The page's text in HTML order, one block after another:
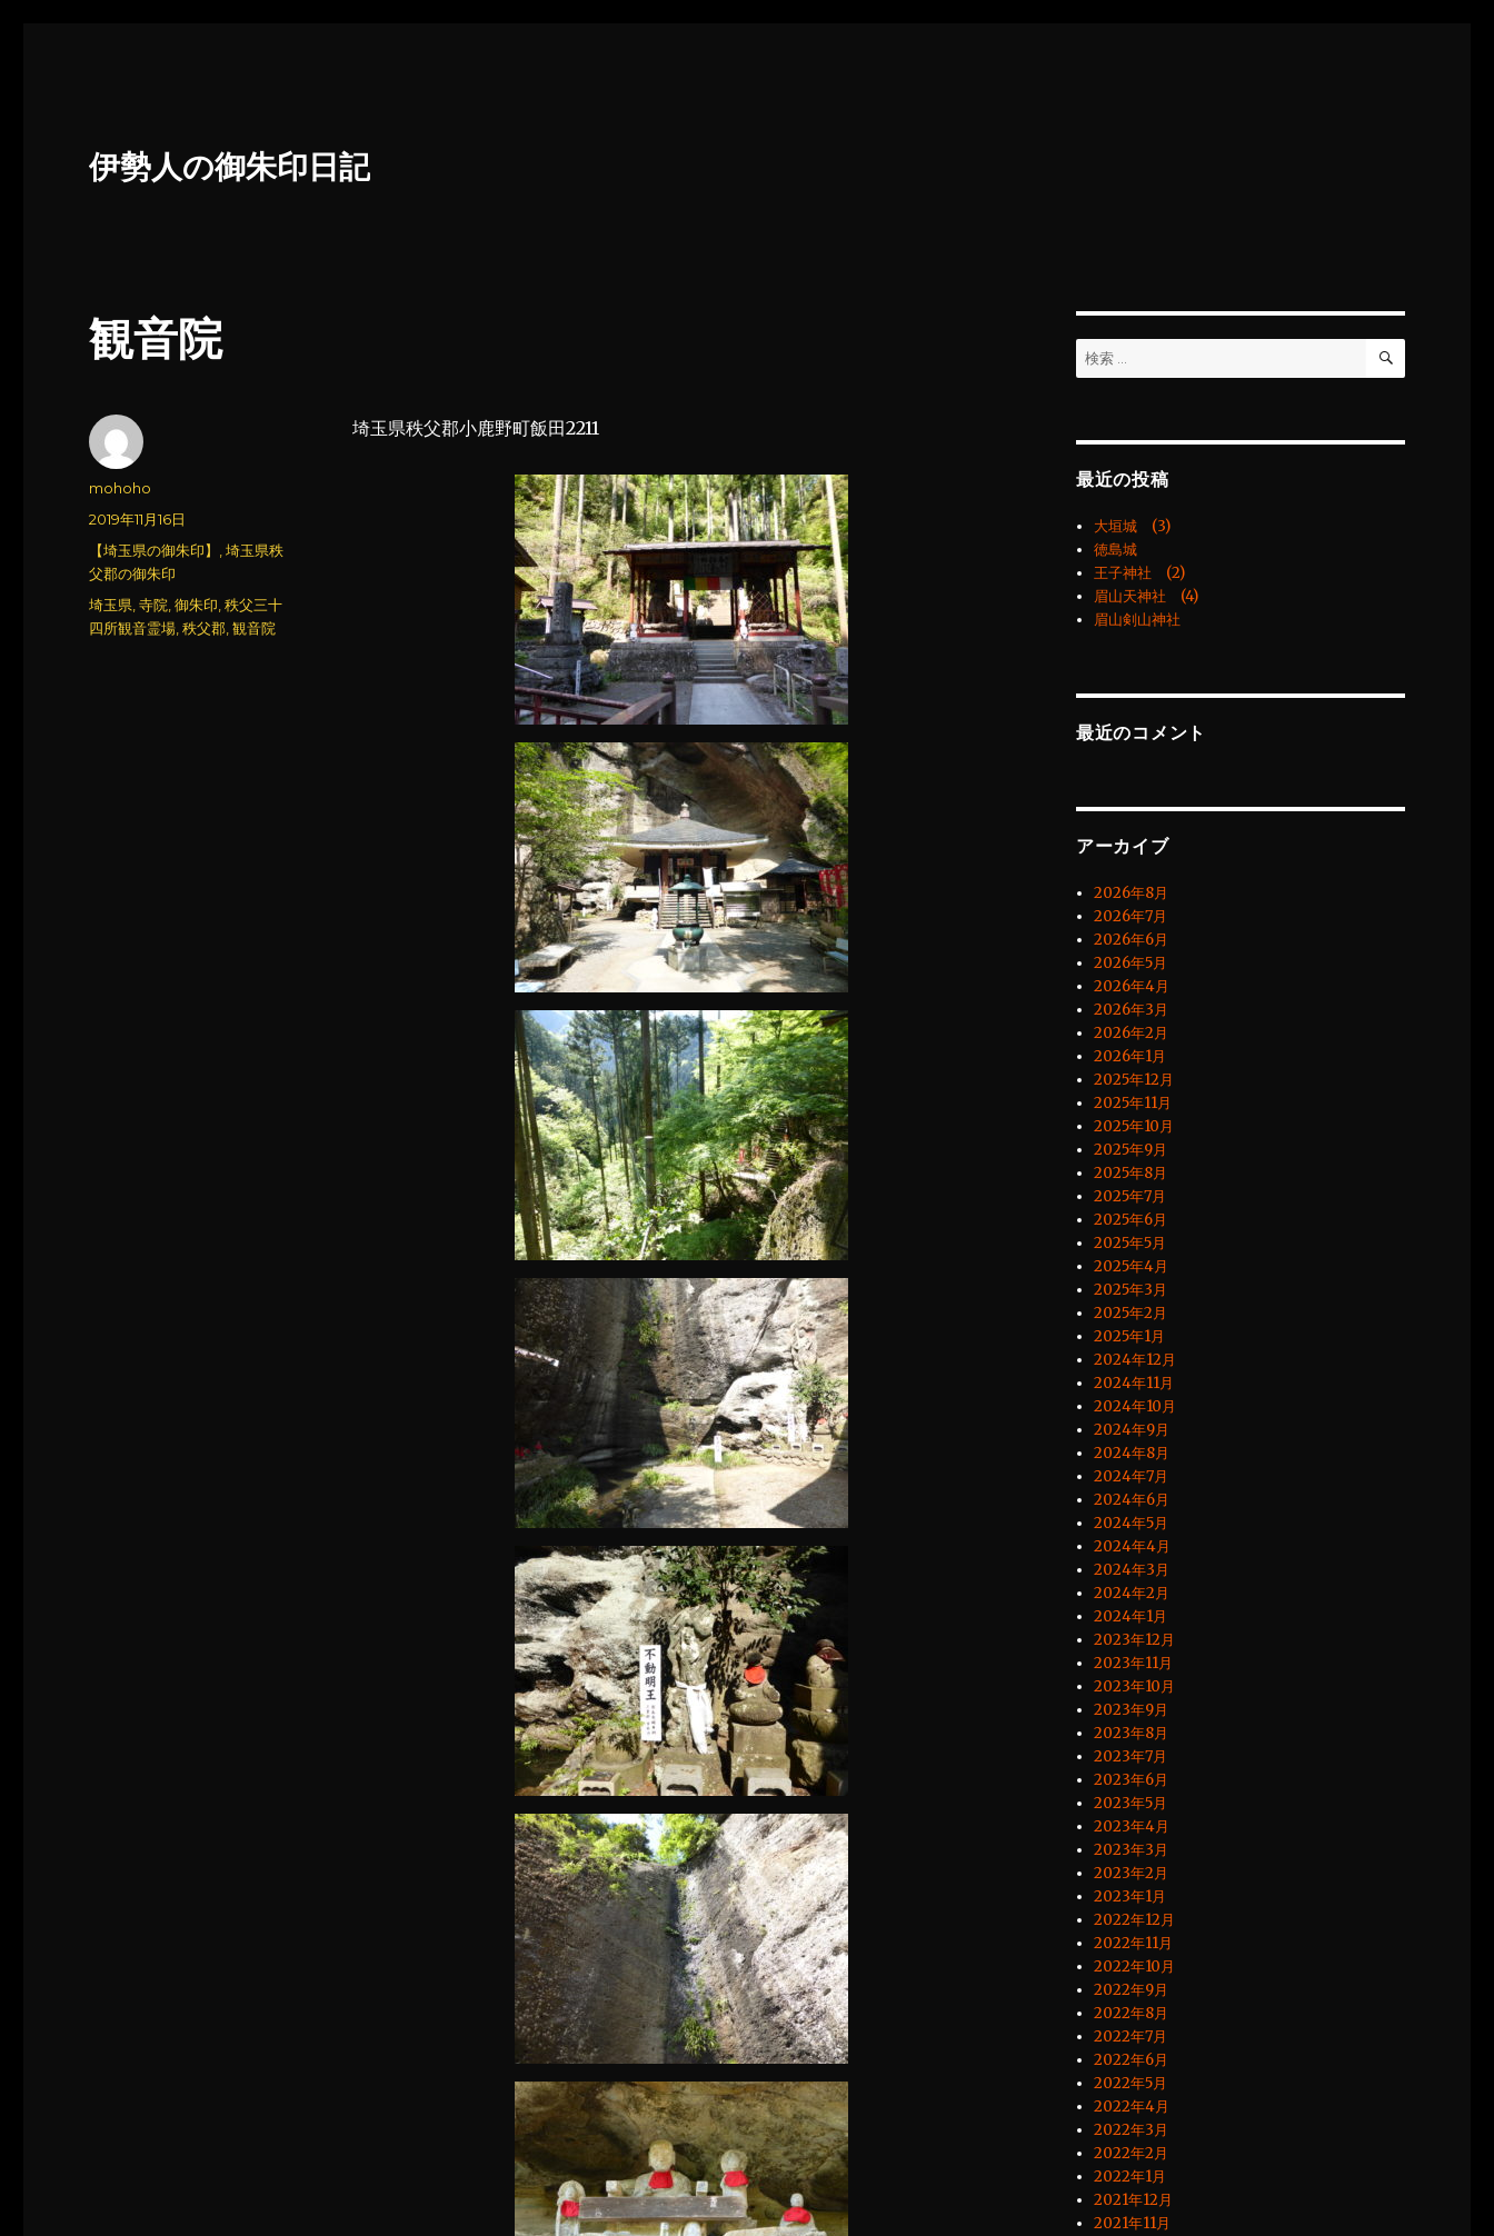
伊勢人の御朱印日記
観音院
埼玉県秩父郡小鹿野町飯田2211
投
mohoho
投
稿
日:
2019年11月16日
カ
テ
ゴ
リ
【埼玉県の御朱印】 ,埼玉県秩
父郡の御朱印
タ
グ
埼玉県 ,寺院 ,御朱印 ,秩父三十
四所観音霊場 ,秩父郡 ,観音院
検
索:
検
最近の投稿
大垣城 (3)
徳島城
王子神社 (2)
眉山天神社 (4)
眉山剣山神社
最近のコメント
アーカイブ
2026年8月
2026年7月
2026年6月
2026年5月
2026年4月
2026年3月
2026年2月
2026年1月
2025年12月
2025年11月
2025年10月
2025年9月
2025年8月
2025年7月
2025年6月
2025年5月
2025年4月
2025年3月
2025年2月
2025年1月
2024年12月
2024年11月
2024年10月
2024年9月
2024年8月
2024年7月
2024年6月
2024年5月
2024年4月
2024年3月
2024年2月
2024年1月
2023年12月
2023年11月
2023年10月
2023年9月
2023年8月
2023年7月
2023年6月
2023年5月
2023年4月
2023年3月
2023年2月
2023年1月
2022年12月
2022年11月
2022年10月
2022年9月
2022年8月
2022年7月
2022年6月
2022年5月
2022年4月
2022年3月
2022年2月
2022年1月
2021年12月
2021年11月